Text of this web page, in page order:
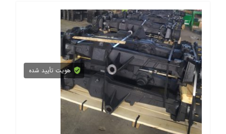
هویت تأیید شده